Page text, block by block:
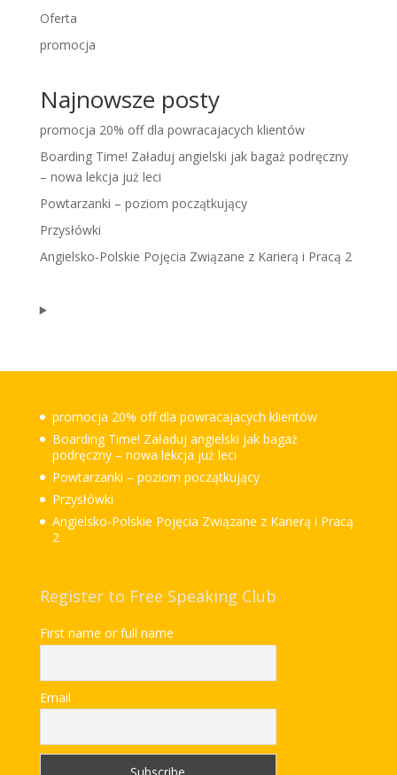
Oferta
promocja
Najnowsze posty
promocja 20% off dla powracajacych klientów
Boarding Time! Załaduj angielski jak bagaż podręczny
– nowa lekcja już leci
Powtarzanki – poziom początkujący
Przysłówki
Angielsko-Polskie Pojęcia Związane z Karierą i Pracą 2
promocja 20% off dla powracajacych klientów
Boarding Time! Załaduj angielski jak bagaż
podręczny – nowa lekcja już leci
Powtarzanki – poziom początkujący
Przysłówki
Angielsko-Polskie Pojęcia Związane z Karierą i Pracą
2
Register to Free Speaking Club
First name or full name
Email